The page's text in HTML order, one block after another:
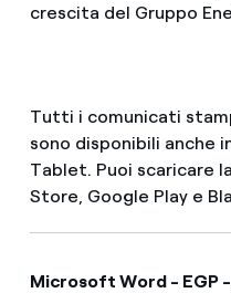
crescita del Gruppo
Tutti i comunicati
sono disponibili anche
Tablet. Puoi scaricare
Store, Google Play e
Microsoft Word - EGP